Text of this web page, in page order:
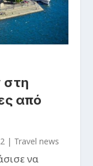
στη
από
| Travel news
να